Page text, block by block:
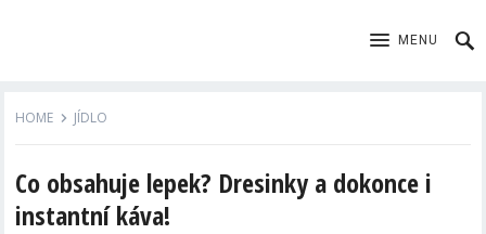
MENU
HOME JÍDLO
Co obsahuje lepek? Dresinky a dokonce i
instantní káva!